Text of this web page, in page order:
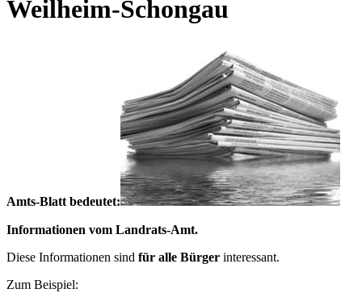
Weilheim-Schongau
Amts-Blatt bedeutet:
Informationen vom Landrats-Amt.
Diese Informationen sind für alle Bürger interessant.
Zum Beispiel: